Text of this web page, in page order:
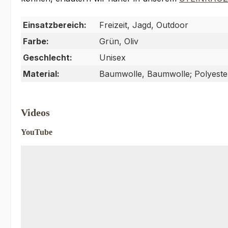
Einsatzbereich:
Freizeit, Jagd, Outdoor
Farbe:
Grün, Oliv
Geschlecht:
Unisex
Material:
Baumwolle, Baumwolle;
Videos
YouTube